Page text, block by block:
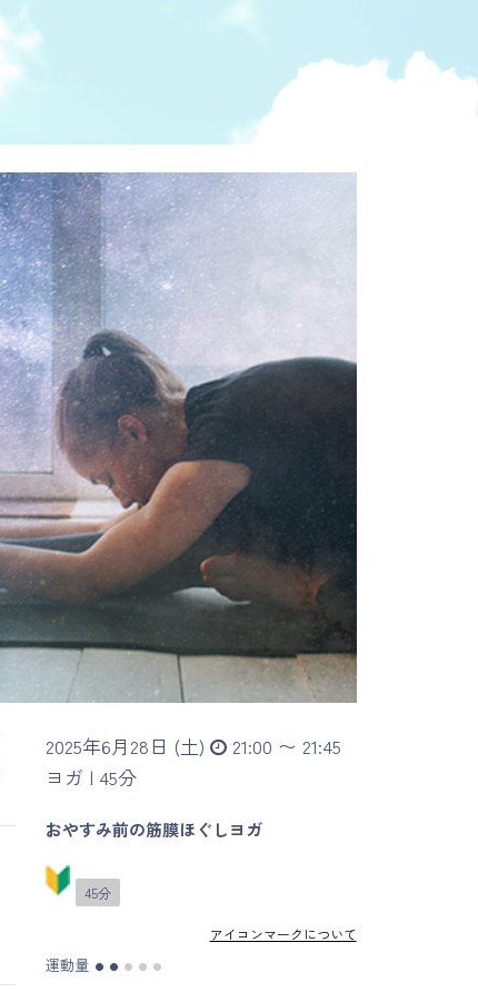
2025年6月28日 (土)
21:00 〜 21:45
ヨガ | 45分
おやすみ前の筋膜ほぐしヨガ
45分
アイコンマークについて
運動量 ● ● ● ● ●